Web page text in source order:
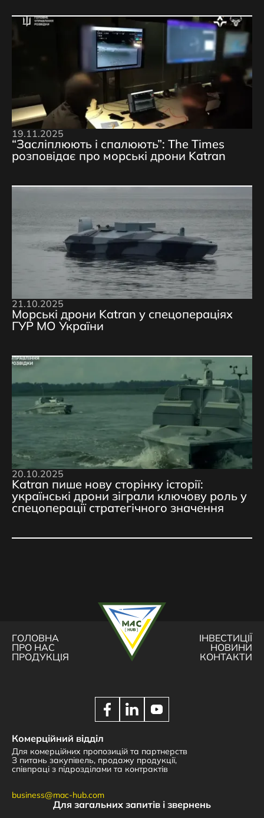
19.11.2025
“Засліплюють і спалюють”: The Times
розповідає про морські дрони Katran
21.10.2025
Морські дрони Katran у спецопераціях
ГУР МО України
20.10.2025
Katran пише нову сторінку історії:
українські дрони зіграли ключову роль у
спецоперації стратегічного значення
ГОЛОВНА
ПРО НАС
ПРОДУКЦІЯ
ІНВЕСТИЦІЇ
НОВИНИ
КОНТАКТИ
Комерційний відділ
Для комерційних пропозицій та партнерств
З питань закупівель, продажу продукції,
співпраці з підрозділами та контрактів
business@mac-hub.com
Для загальних запитів і звернень